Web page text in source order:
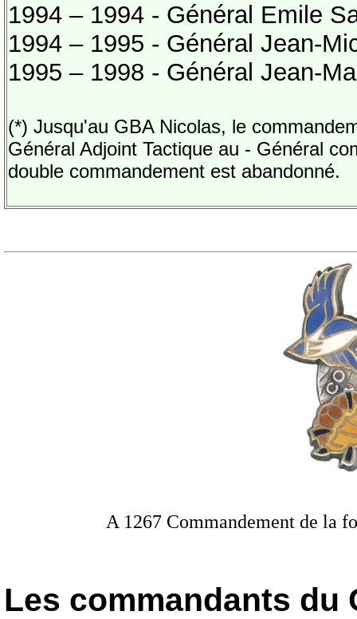
1994 – 1994 - Général Emile
1994 – 1995 - Général Jean-
1995 – 1998 - Général Jean-
(*) Jusqu'au GBA Nicolas, le
Général Adjoint Tactique au - Général
double commandement est abandonné.
A 1267 Commandement de la
Les commandants du